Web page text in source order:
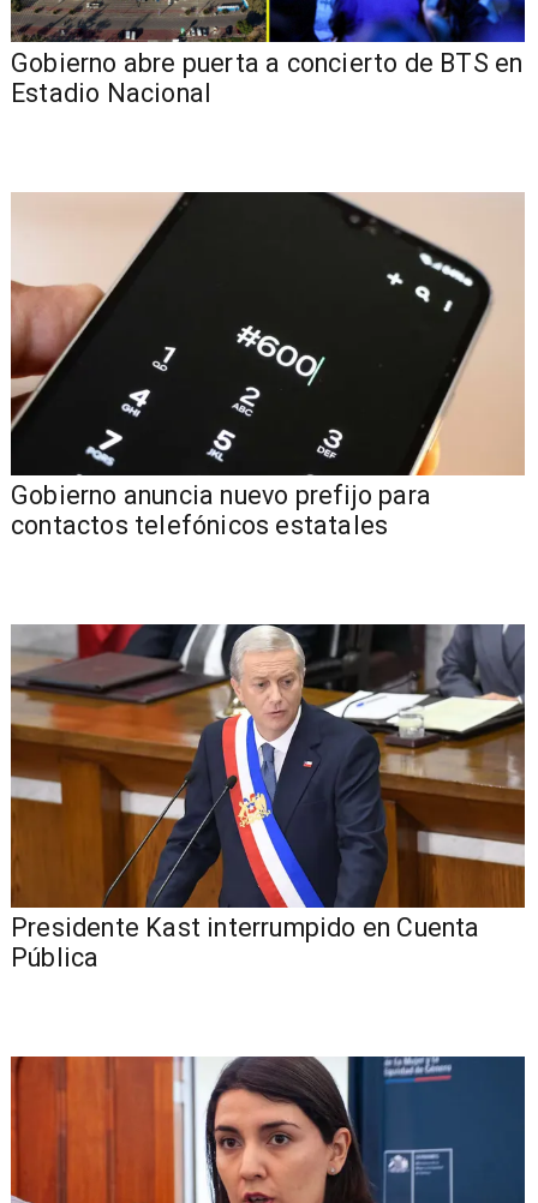
Gobierno abre puerta a concierto de BTS en
Estadio Nacional
Gobierno anuncia nuevo prefijo para
contactos telefónicos estatales
Presidente Kast interrumpido en Cuenta
Pública